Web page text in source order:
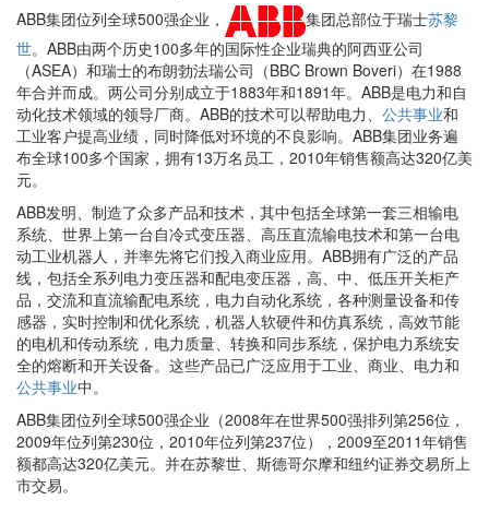
ABB集团位列全球500强企业， 集团总部位于瑞士苏黎
世。ABB由两个历史100多年的国际性企业瑞典的阿西亚公司
（ASEA）和瑞士的布朗勃法瑞公司（BBC Brown Boveri）在1988
年合并而成。两公司分别成立于1883年和1891年。ABB是电力和自
动化技术领域的领导厂商。ABB的技术可以帮助电力、 公共事业和
工业客户提高业绩，同时降低对环境的不良影响。ABB集团业务遍
布全球100多个国家，拥有13万名员工，2010年销售额高达320亿美
元。
ABB发明、制造了众多产品和技术，其中包括全球第一套三相输电
系统、世界上第一台自冷式变压器、高压直流输电技术和第一台电
动工业机器人，并率先将它们投入商业应用。ABB拥有广泛的产品
线，包括全系列电力变压器和配电变压器，高、中、低压开关柜产
品，交流和直流输配电系统，电力自动化系统，各种测量设备和传
感器，实时控制和优化系统，机器人软硬件和仿真系统，高效节能
的电机和传动系统，电力质量、转换和同步系统，保护电力系统安
全的熔断和开关设备。这些产品已广泛应用于工业、商业、电力和
公共事业中。
ABB集团位列全球500强企业（2008年在世界500强排列第256位，
2009年位列第230位，2010年位列第237位），2009至2011年销售
额都高达320亿美元。并在苏黎世、斯德哥尔摩和纽约证券交易所上
市交易。